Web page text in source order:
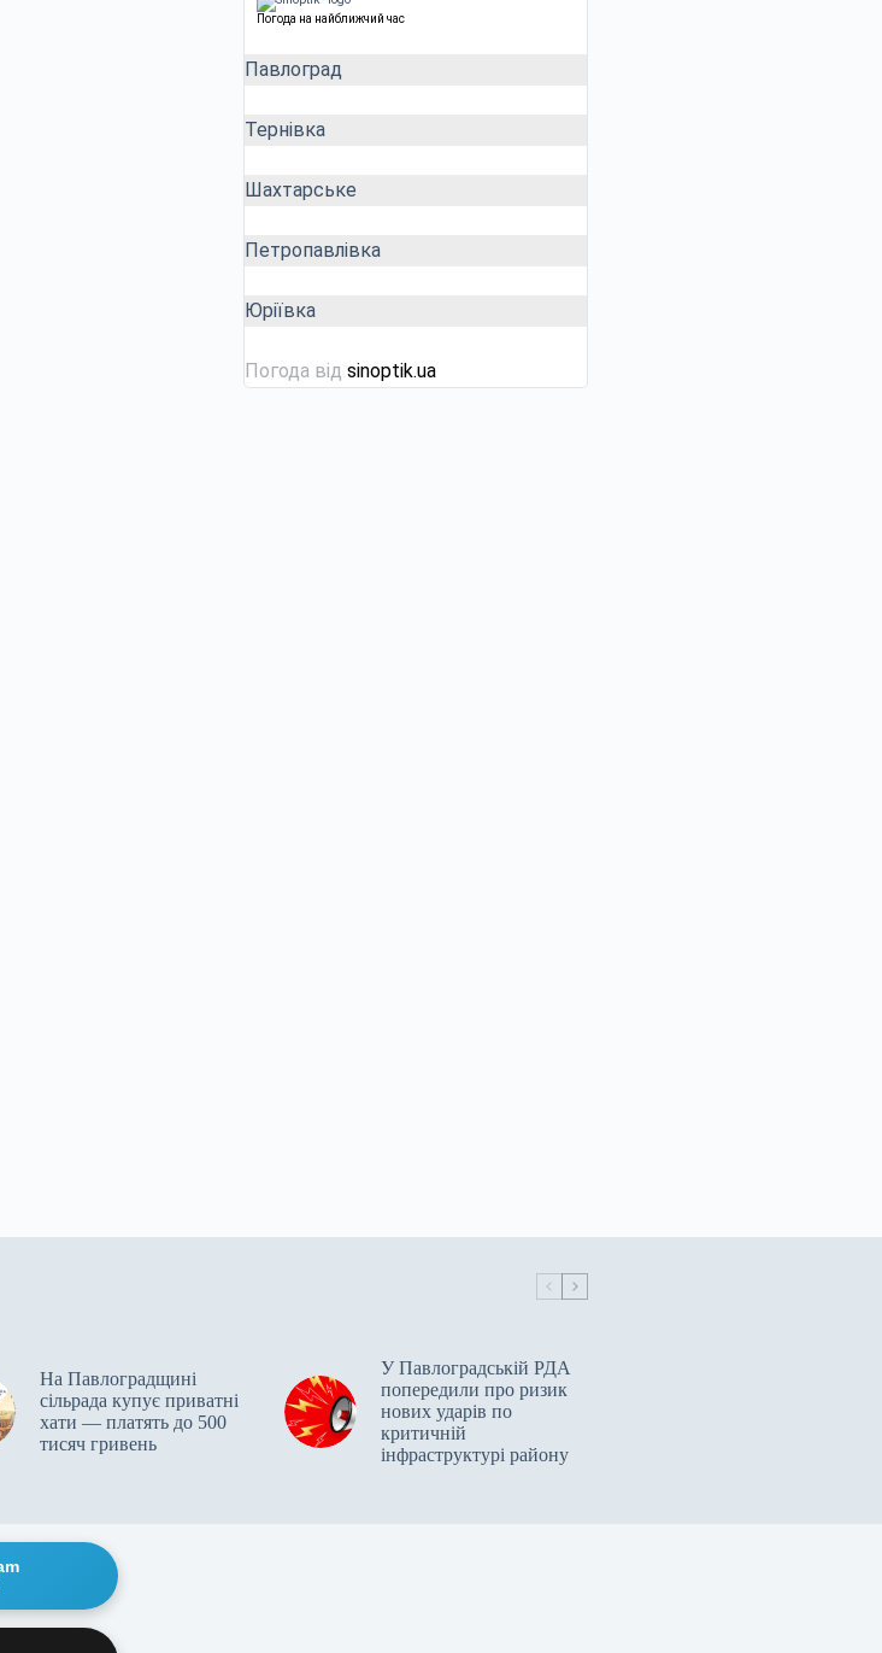
Погода на найближчий час
Павлоград
Тернівка
Шахтарське
Петропавлівка
Юріївка
Погода від sinoptik.ua
На Павлоградщині
сільрада купує приватні
хати — платять до 500
тисяч гривень
У Павлоградській РДА
попередили про ризик
нових ударів по
критичній
інфраструктурі району